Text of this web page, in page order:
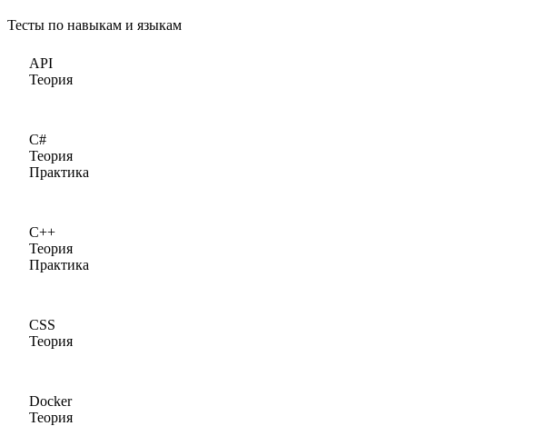
Тесты по навыкам и языкам
API
Теория
C#
Теория
Практика
C++
Теория
Практика
CSS
Теория
Docker
Теория